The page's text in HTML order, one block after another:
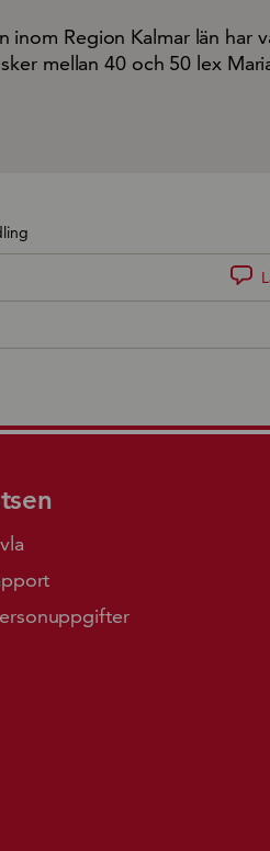
inom Region Kalmar län har
mellan 40 och 50 lex